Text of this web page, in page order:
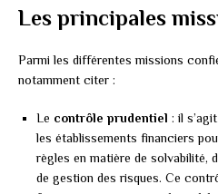
Les principales
Parmi les différentes missions
notamment citer :
Le contrôle prudentiel : il
les établissements financiers
règles en matière de solvabilité,
de gestion des risques. Ce